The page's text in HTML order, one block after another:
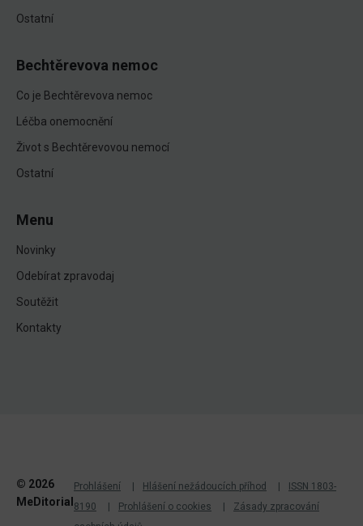
Ostatní
Bechtěrevova nemoc
Co je Bechtěrevova nemoc
Léčba onemocnění
Život s Bechtěrevovou nemocí
Ostatní
Menu
Novinky
Odebírat zpravodaj
Soutěžit
Kontakty
© 2026
MeDitorial
Prohlášení Hlášení nežádoucích příhod
ISSN 1803-
8190
Prohlášení o cookies
Zásady zpracování